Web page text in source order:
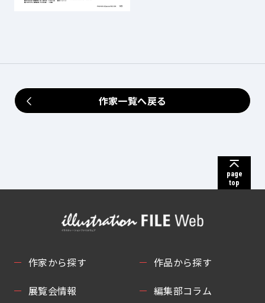
作家一覧へ戻る
page
top
作家から探す
作品から探す
展覧会情報
編集部コラム